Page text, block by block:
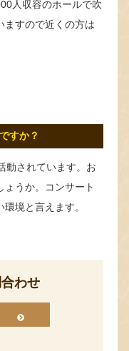
人収容のホールで吹
ますので近くの方は
すか？
動されています。お
ょうか。コンサート
境と言えます。
わせ